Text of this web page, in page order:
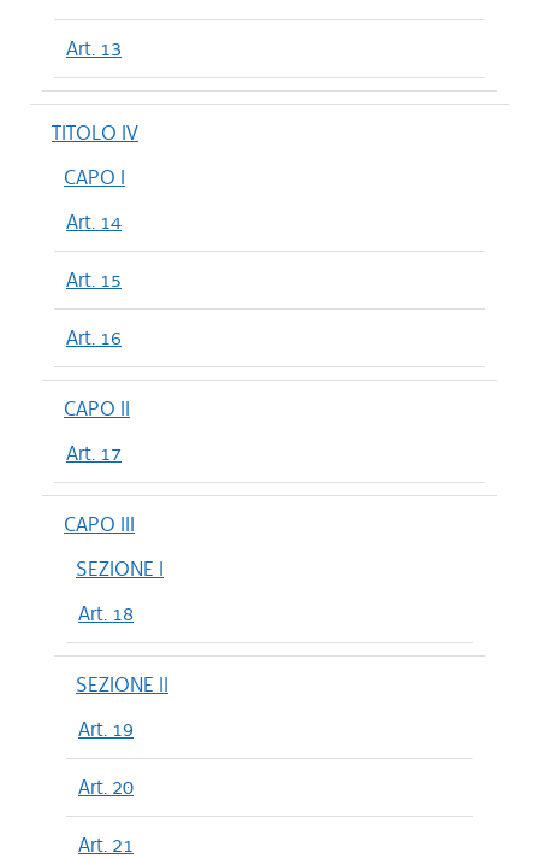
Art. 13
TITOLO IV
CAPO I
Art. 14
Art. 15
Art. 16
CAPO II
Art. 17
CAPO III
SEZIONE I
Art. 18
SEZIONE II
Art. 19
Art. 20
Art. 21